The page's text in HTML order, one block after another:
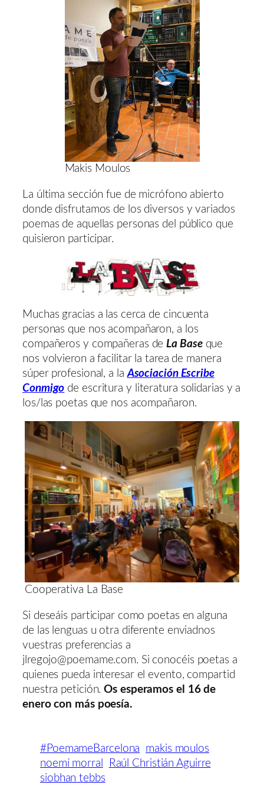
Makis Moulos
La última sección fue de micrófono abierto
donde disfrutamos de los diversos y variados
poemas de aquellas personas del público que
quisieron participar.
Muchas gracias a las cerca de cincuenta
personas que nos acompañaron, a los
compañeros y compañeras de La Baseque
nos volvieron a facilitar la tarea de manera
súper profesional, a la Asociación Escribe
Conmigo de escritura y literatura solidarias y a
los/las poetas que nos acompañaron.
Cooperativa La Base
Si deseáis participar como poetas en alguna
de las lenguas u otra diferente enviadnos
vuestras preferencias a
jlregojo@poemame.com. Si conocéis poetas a
quienes pueda interesar el evento, compartid
nuestra petición.Os esperamos el 16 de
enero con más poesía.
#PoemameBarcelona
makis moulos
noemí morral
Raúl Christián Aguirre
siobhan tebbs